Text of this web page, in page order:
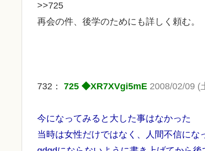
>>725
再会の件、後学のためにも詳しく頼む。
732： 725 ◆XR7XVgi5mE 2008/02/09 (
今になってみると大した事はなかった
当時は女性だけではなく、人間不信にな